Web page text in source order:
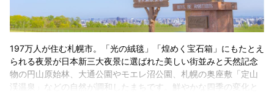
197万人が住む札幌市。「光の絨毯」「煌めく宝石箱」にもたとえ
られる夜景が日本新三大夜景に選ばれた美しい街並みと天然記念
物の円山原始林、大通公園やモエレ沼公園、札幌の奥座敷「定山
渓温泉」などの自然が調和したまちです。鮮やかな四季の変化と